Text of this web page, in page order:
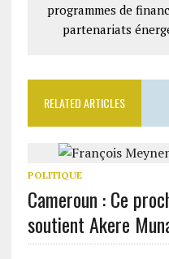
programmes de
partenariats
RELATED ARTICLES
POLITIQUE
Cameroun : Ce
soutient Akere